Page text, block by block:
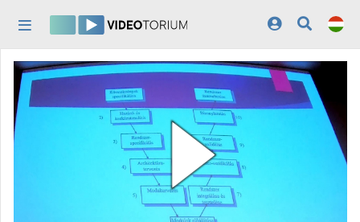
Kezdőlap
Bejelentkezés